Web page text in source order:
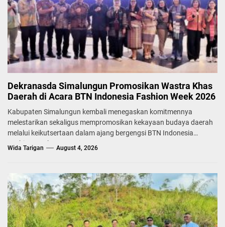
Dekranasda Simalungun Promosikan Wastra Khas
Daerah di Acara BTN Indonesia Fashion Week 2026
Kabupaten Simalungun kembali menegaskan komitmennya
melestarikan sekaligus mempromosikan kekayaan budaya daerah
melalui keikutsertaan dalam ajang bergengsi BTN Indonesia
Fashion Week...
Wida Tarigan August 4, 2026